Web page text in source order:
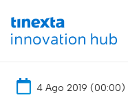
4 Ago 2019 (00:00)